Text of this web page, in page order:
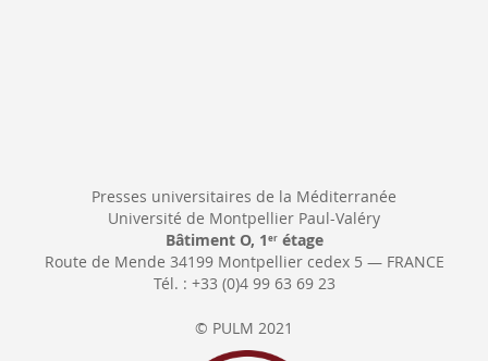
Presses universitaires de la Méditerranée
Université de Montpellier Paul-Valéry
Bâtiment O, 1 erétage
Route de Mende 34199 Montpellier cedex 5 — FRANCE
Tél. : +33 (0)4 99 63 69 23
© PULM 2021